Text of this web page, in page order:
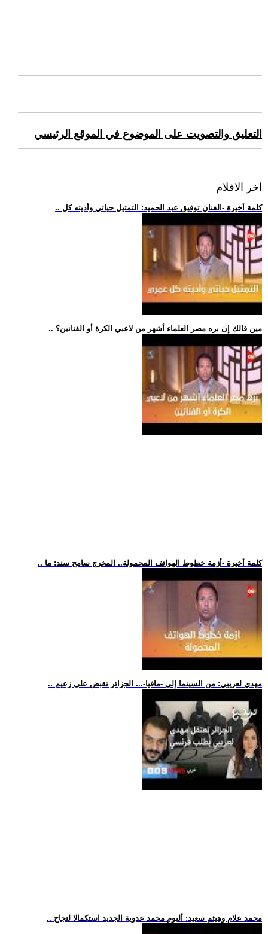
التعليق والتصويت على الموضوع في الموقع الرئيسي
اخر الافلام
.. كلمة أخيرة -الفنان توفيق عبد الحميد: التمثيل حياتي وأديته كل
.. مين قالك إن بره مصر العلماء أشهر من لاعبي الكرة أو الفنانين؟
.. كلمة أخيرة -أزمة خطوط الهواتف المحمولة.. المخرج سامح سند: ما
.. مهدي لعريبي: من السينما إلى -مافيا-... الجزائر تقبض على زعيم
.. محمد علام وهيثم سعيد: ألبوم محمد عدوية الجديد استكمالا لنجاح